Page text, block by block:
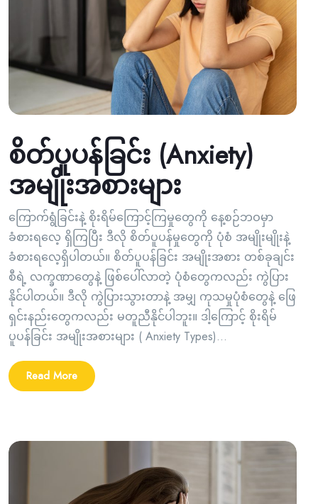
စိတ်ပူပန်ခြင်း (Anxiety)
အမျိုးအစားများ
ကြောက်ရွံခြင်းနဲ့ စိုးရိမ်ကြောင့်ကြမှုတွေကို နေ့စဉ်ဘဝမှာ
ခံစားရလေ့ ရှိကြပြီး ဒီလို စိတ်ပူပန်မှုတွေကို ပုံစံ အမျိုးမျိုးနဲ့
ခံစားရလေ့ရှိပါတယ်။ စိတ်ပူပန်ခြင်း အမျိုးအစား တစ်ခုချင်း
စီရဲ့ လက္ခဏာတွေနဲ့ ဖြစ်ပေါ်လာတဲ့ ပုံစံတွေကလည်း ကွဲပြား
နိုင်ပါတယ်။ ဒီလို ကွဲပြားသွားတာနဲ့ အမျှ ကုသမှုပုံစံတွေနဲ့ ဖြေ
ရှင်းနည်းတွေကလည်း မတူညီနိုင်ပါဘူး။ ဒါ့ကြောင့် စိုးရိမ်
ပူပန်ခြင်း အမျိုးအစားများ ( Anxiety Types)...
Read More